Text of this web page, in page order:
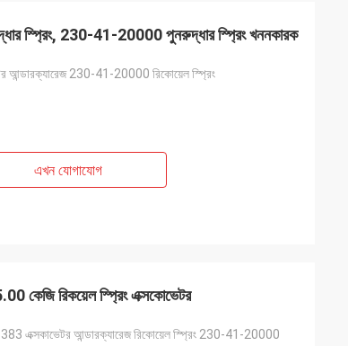
স্প্রিং, 230-41-20000 পুনরুদ্ধার স্প্রিং খননকারক
230-41-20000 রিকোয়েল স্প্রিং
এখন যোগাযোগ
কেজি রিকয়েল স্প্রিং এক্সকোভেটর
এক্সকাভেটর আন্ডারক্যারেজ রিকোয়েল স্প্রিং 230-41-20000